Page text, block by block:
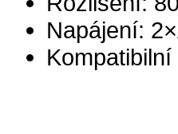
Napájení: